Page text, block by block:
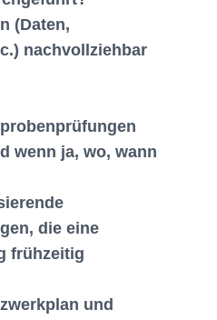
(Daten,
nachvollziehbar
wenn ja, wo, wann
die eine
frühzeitig
und